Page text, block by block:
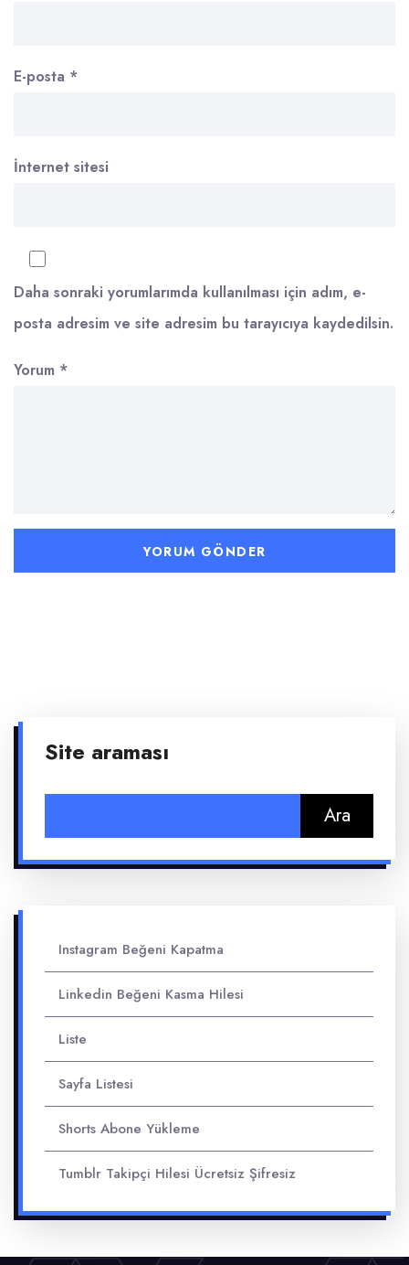
E-posta *
İnternet sitesi
Daha sonraki yorumlarımda kullanılması için adım, e-
posta adresim ve site adresim bu tarayıcıya kaydedilsin.
Yorum *
Site araması
Instagram Beğeni Kapatma
Linkedin Beğeni Kasma Hilesi
Liste
Sayfa Listesi
Shorts Abone Yükleme
Tumblr Takipçi Hilesi Ücretsiz Şifresiz